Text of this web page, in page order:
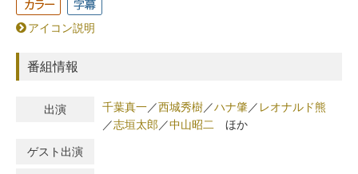
アイコン説明
番組情報
出演 千葉真一／西城秀樹／ハナ肇／ レオナルド熊
／志垣太郎 ／中山昭二 ほか
ゲスト出演